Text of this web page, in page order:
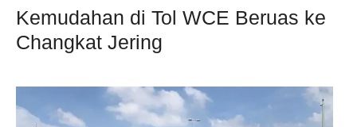
Kemudahan di Tol WCE Beruas ke
Changkat Jering